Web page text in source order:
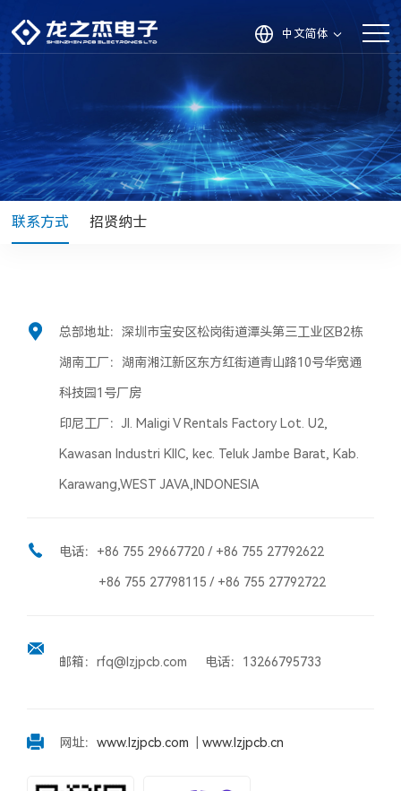
中文简体
联系方式 招贤纳士
总部地址：深圳市宝安区松岗街道潭头第三工业区B2栋
湖南工厂：湖南湘江新区东方红街道青山路10号华宽通
科技园1号厂房
印尼工厂：Jl. Maligi V Rentals Factory Lot. U2,
Kawasan Industri KIIC, kec. Teluk Jambe Barat, Kab.
Karawang,WEST JAVA,INDONESIA
电话：+86 755 29667720 / +86 755 27792622
+86 755 27798115 / +86 755 27792722
邮箱：rfq@lzjpcb.com 电话：13266795733
网址：www.lzjpcb.com |www.lzjpcb.cn